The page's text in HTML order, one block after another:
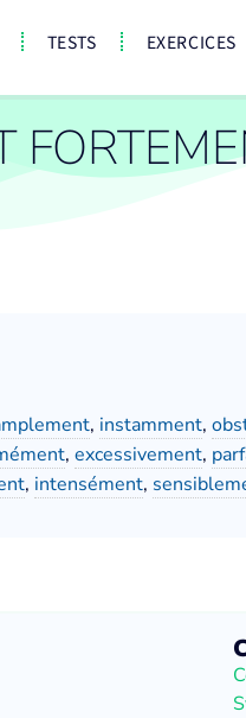
TESTS EXERCICES
, instamment,
, excessivement,
, intensément,